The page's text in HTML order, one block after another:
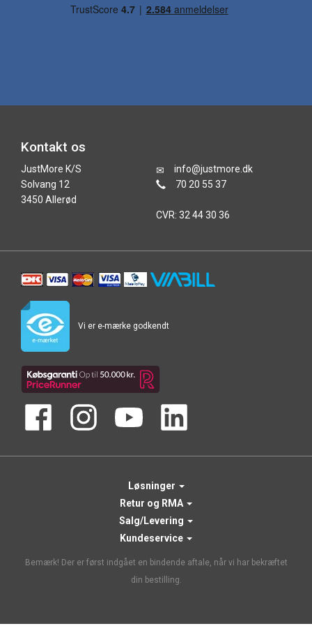
Kontakt os
JustMore K/S
Solvang 12
3450 Allerød
info@justmore.dk
70 20 55 37
CVR: 32 44 30 36
Vi er e-mærke godkendt
Løsninger
Retur og RMA
Salg/Levering
Kundeservice
Bemærk! Der er først indgået en bindende aftale, når vi har bekræftet
din bestilling.